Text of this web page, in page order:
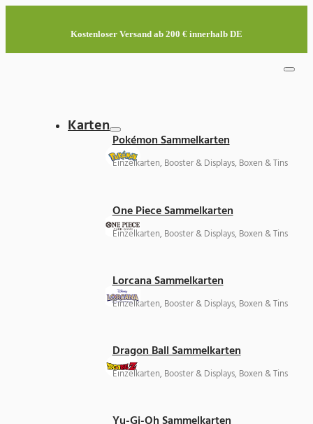
Kostenloser Versand ab 200 € innerhalb DE
Karten
Pokémon Sammelkarten
Einzelkarten, Booster & Displays, Boxen & Tins
One Piece Sammelkarten
Einzelkarten, Booster & Displays, Boxen & Tins
Lorcana Sammelkarten
Einzelkarten, Booster & Displays, Boxen & Tins
Dragon Ball Sammelkarten
Einzelkarten, Booster & Displays, Boxen & Tins